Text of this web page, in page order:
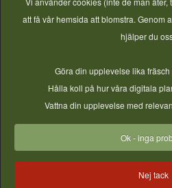
och kunnig handbok för alla
sina tomater – från första frö
tomatsås. En
att få vår hemsida att blomstra. Genom
hjälper du
Göra din upplevelse lika
Hålla koll på hur våra digitala
Vattna din upplevelse med
Ok - inga
Nej tack